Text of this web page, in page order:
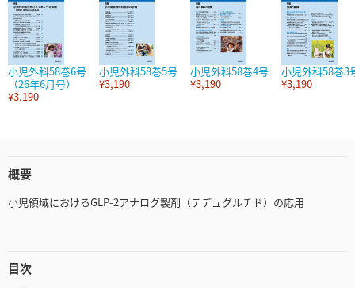
小児外科58巻6号
（26年6月号）
¥3,190
小児外科58巻5号
¥3,190
小児外科58巻4号
¥3,190
小児外科58巻3
¥3,190
概要
小児領域におけるGLP-2アナログ製剤（テデュグルチド）の応用
目次